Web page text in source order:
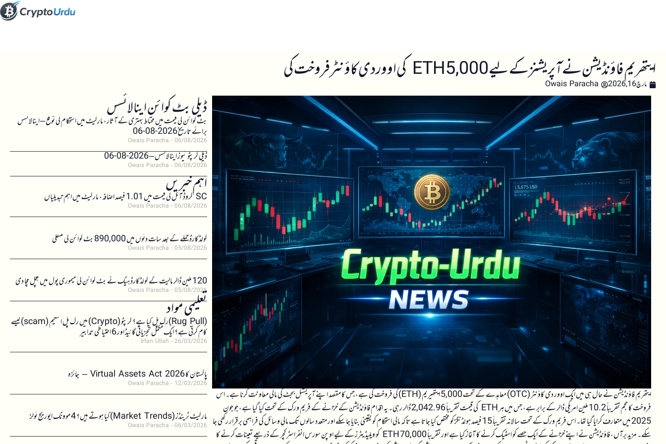
ایتھریم فاؤنڈیشن نے آپریشنز کے لیے 5,000 ETH کی اوور دی کاؤنٹر فروخت کی
مارچ 16, 2026 Owais Paracha
ایتھریم فاؤنڈیشن نے حال ہی میں ایک اوور دی کاؤنٹر (OTC) معاہدے کے تحت 5,000 ایتھیریم (ETH) کی فروخت کی ہے، جس کا مقصد اپنے آپریشنل بجٹ کی مالی معاونت کرنا ہے۔ اس
فروخت کا حجم تقریباً 10.2 ملین امریکی ڈالر کے برابر ہے، جس میں ہر ETH کی قیمت تقریباً 2,042.96 ڈالر رہی۔ یہ اقدام فاؤنڈیشن کے خزانے کے فریم ورک کے تحت کیا گیا ہے، جو جون
2025 میں متعارف کرایا گیا تھا۔ اس فریم ورک کے تحت سالانہ تقریباً 15 فیصد ہولڈنگز کو مختص کیا جاتا ہے تاکہ مالی استحکام کو یقینی بنایا جا سکے اور متعدد سالوں تک مالی وسائل کی فراہمی برقرار رکھی جا
سکے۔ مزید برآں، فاؤنڈیشن نے اپنے خزانے کے ایک حصے کو اسٹیک کرنے کا آغاز کیا ہے اور تقریباً 70,000 ETH کو ویلیڈیٹرز کے لیے اوپن سورس انفراسٹرکچر کے ذریعے تعینات کرنے کا
ڈیلی بٹ کوائن اینالائسس
بٹ کوائن کی قیمت میں محتاط بہتری کے آثار، مارکیٹ میں استحکام کی توقع – اینالائسس
برائے تاریخ 2026-08-06
Owais Paracha 06/08/2026
ڈیلی کرپٹو نیوز اینالائسس – 2026-08-06
Owais Paracha 06/08/2026
اہم خبریں
SC کروڈ آئل کی قیمت میں 1.01 فیصد اضافہ، مارکیٹ میں اہم تبدیلیاں
Owais Paracha 06/08/2026
کولڈکارڈ حملے کے بعد سات دنوں میں 890,000 بٹ کوائن کی منتقلی
Owais Paracha 05/08/2026
120 ملین ڈالر مالیت کے کولڈکارڈ ہیک نے بٹ کوائن کی میموری پول میں ہلچل مچا دی
Owais Paracha 05/08/2026
تعلیمی مواد (Rug Pull)رگ پل کیا ہے؟ کرپٹو (Crypto) میں رگ پل اسکیم (scam)کیسے
کام کرتی ہے؟ ایک مکمل تجزیاتی گائیڈ اور 6 احتیاطی تدابیر
Irfan Ullah 26/03/2026
پاکستان کا Virtual Assets Act 2026 – جائزہ
Owais Paracha 12/03/2026
مارکیٹ ٹرینڈز (Market Trends) کیا ہوتے ہیں؟ 4 موونگ ایوریج ٹولز
Owais Paracha 06/03/2026